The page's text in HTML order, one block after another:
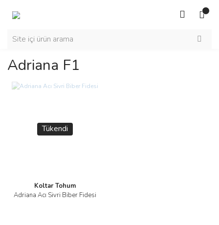
Adriana F1
Tükendi
Koltar Tohum
Adriana Acı Sivri Biber Fidesi